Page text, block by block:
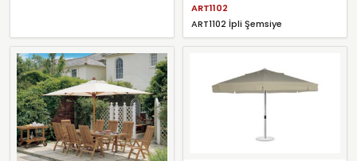
ART1102
ART1102 İpli Şemsiye